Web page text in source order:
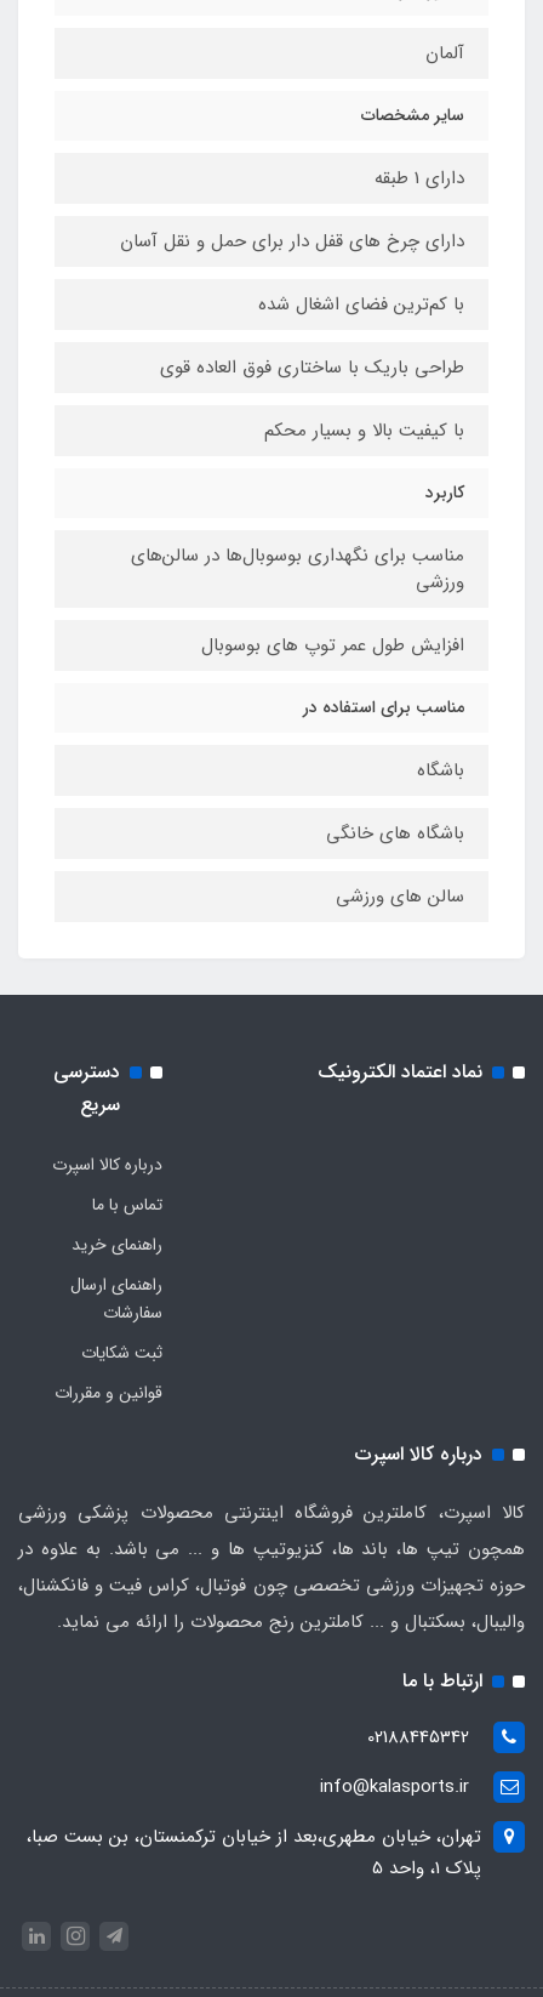
آلمان
سایر مشخصات
دارای 1 طبقه
دارای چرخ های قفل دار برای حمل و نقل آسان
با کم‌ترین فضای اشغال شده
طراحی باریک با ساختاری فوق العاده قوی
با کیفیت بالا و بسیار محکم
کاربرد
مناسب برای نگهداری بوسوبال‌ها در سالن‌های
ورزشی
افزایش طول عمر توپ های بوسوبال
مناسب برای استفاده در
باشگاه
باشگاه های خانگی
سالن های ورزشی
نماد اعتماد الکترونیک
دسترسی
سریع
درباره کالا اسپرت
تماس با ما
راهنمای خرید
راهنمای ارسال
سفارشات
ثبت شکایات
قوانین و مقررات
درباره کالا اسپرت
کالا اسپرت، کاملترین فروشگاه اینترنتی محصولات پزشکی ورزشی
همچون تیپ ها، باند ها، کنزیوتیپ ها و ... می باشد. به علاوه در
حوزه تجهیزات ورزشی تخصصی چون فوتبال، کراس فیت و فانکشنال،
والیبال، بسکتبال و ... کاملترین رنج محصولات را ارائه می نماید.
ارتباط با ما
02188445342
info@kalasports.ir
تهران، خیابان مطهری،بعد از خیابان ترکمنستان، بن بست صبا،
پلاک 1، واحد 5